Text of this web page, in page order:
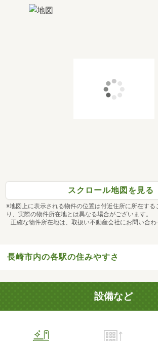
スクロール地図を見る
※地図上に表示される物件の位置は付近住所に所在する
り、実際の物件所在地とは異なる場合がございます。
正確な物件所在地は、取扱い不動産会社にお問い合わ
長崎市内の各駅の住みやすさ
設備など